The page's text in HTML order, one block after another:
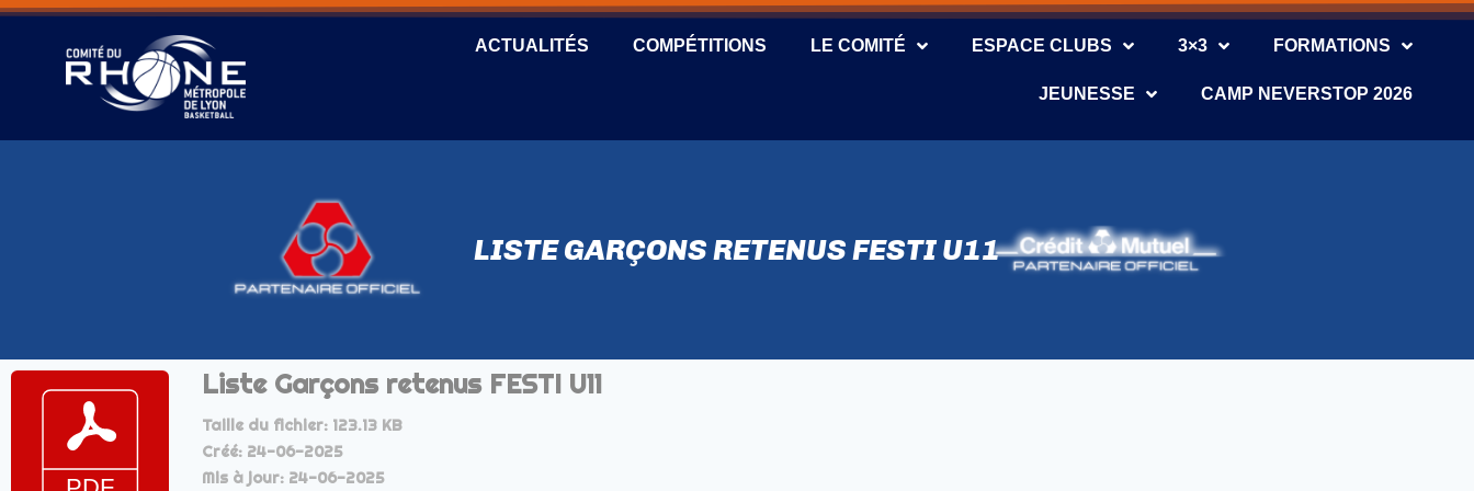
ACTUALITÉS COMPÉTITIONS LE COMITÉ ESPACE CLUBS 3×3 FORMATIONS
JEUNESSE CAMP NEVERSTOP 2026
LISTE GARÇONS RETENUS FESTI U11
Liste Garçons retenus FESTI U11
Taille du fichier: 123.13 KB
Créé: 24-06-2025
Mis à jour: 24-06-2025